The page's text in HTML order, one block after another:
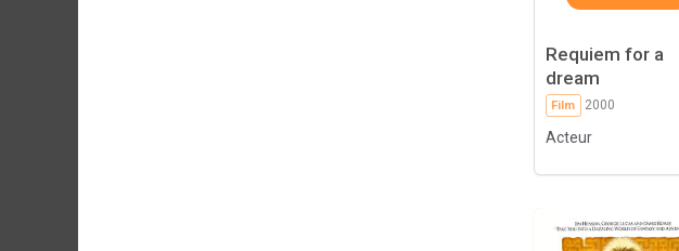
Requiem for a
dream
Film 2000
Acteur